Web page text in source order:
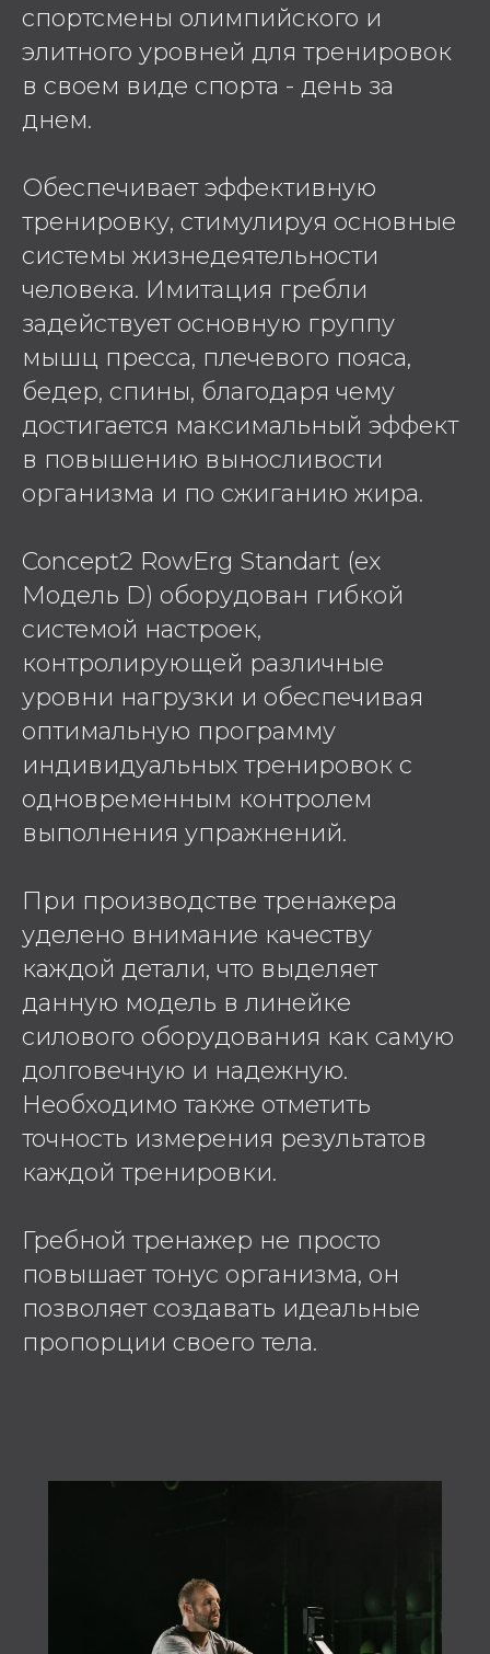
спортсмены олимпийского и
элитного уровней для тренировок
в своем виде спорта - день за
днем.
Обеспечивает эффективную
тренировку, стимулируя основные
системы жизнедеятельности
человека. Имитация гребли
задействует основную группу
мышц пресса, плечевого пояса,
бедер, спины, благодаря чему
достигается максимальный эффект
в повышению выносливости
организма и по сжиганию жира.
Concept2 RowErg Standart (ex
Модель D) оборудован гибкой
системой настроек,
контролирующей различные
уровни нагрузки и обеспечивая
оптимальную программу
индивидуальных тренировок с
одновременным контролем
выполнения упражнений.
При производстве тренажера
уделено внимание качеству
каждой детали, что выделяет
данную модель в линейке
силового оборудования как самую
долговечную и надежную.
Необходимо также отметить
точность измерения результатов
каждой тренировки.
Гребной тренажер не просто
повышает тонус организма, он
позволяет создавать идеальные
пропорции своего тела.